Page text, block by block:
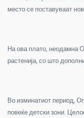
место се поставуваат
На ова плато, неодамна
растенија, со што
Во изминатиот период,
повеќе детски зони.